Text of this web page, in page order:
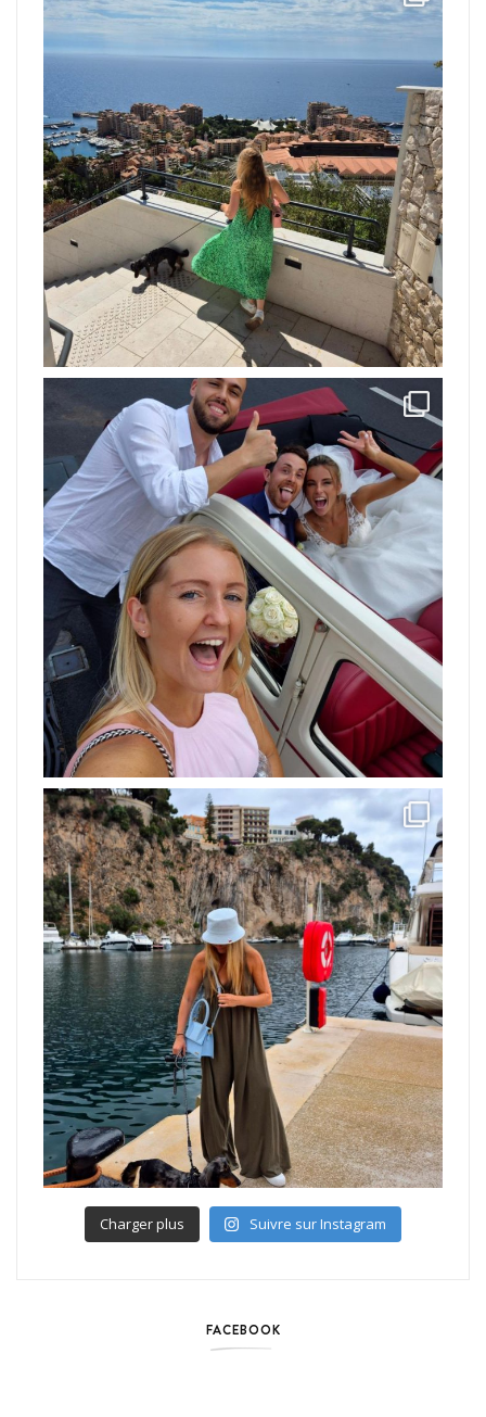
Charger plus Suivre sur Instagram
FACEBOOK